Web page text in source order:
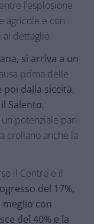
l’esplosione
agricole e con
al dettaglio.
si arriva a un
prima delle
dalla siccità,
Salento,
potenziale pari
crollano anche la
il Centro e il
del 17%,
meglio con
del 40% e la